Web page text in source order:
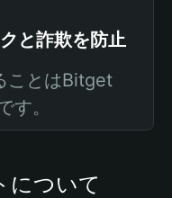
と詐欺を防止
ことはBitget
す。
について